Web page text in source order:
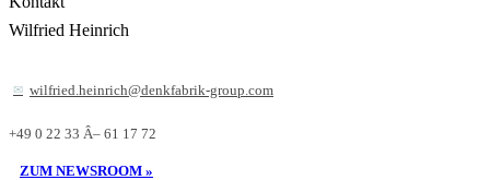
Wilfried Heinrich
wilfried.heinrich@denkfabrik-group.com
+49 0 22 33 Â– 61 17 72
ZUM NEWSROOM »